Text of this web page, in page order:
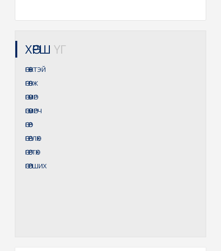
ХӨРШ ҮГ
ӨГӨӨЖТЭЙ
ӨГӨӨЛЖ
ӨГӨӨМӨР
ӨГӨӨМӨРЧ
ӨГӨӨР
ӨГӨӨРЛӨХ
ӨГӨӨРТӨХ
ӨГӨӨРШИХ